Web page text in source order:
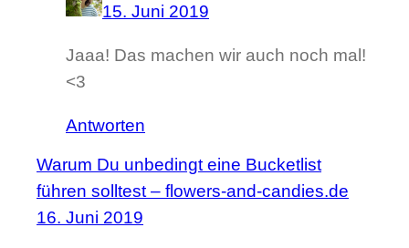
15. Juni 2019
Jaaa! Das machen wir auch noch mal!
<3
Antworten
Warum Du unbedingt eine Bucketlist
führen solltest – flowers-and-candies.de
16. Juni 2019